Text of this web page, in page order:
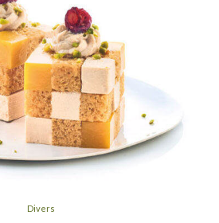
Divers